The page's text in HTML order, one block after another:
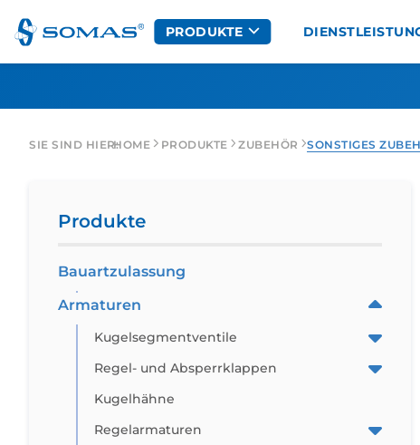
Zum Hauptinhalt wechseln
PRODUKTE
Regel- und Absperrklappen
Regelarmaturen
Auf/Zu-Armaturen
SIE SIND HIER:HOME PRODUKTE ZUBEHÖR SONSTIGES
Produkte
Bauartzulassung
Armaturen
Kugelsegmentventile
Regel- und Absperrklappen
Kugelhähne
Regelarmaturen